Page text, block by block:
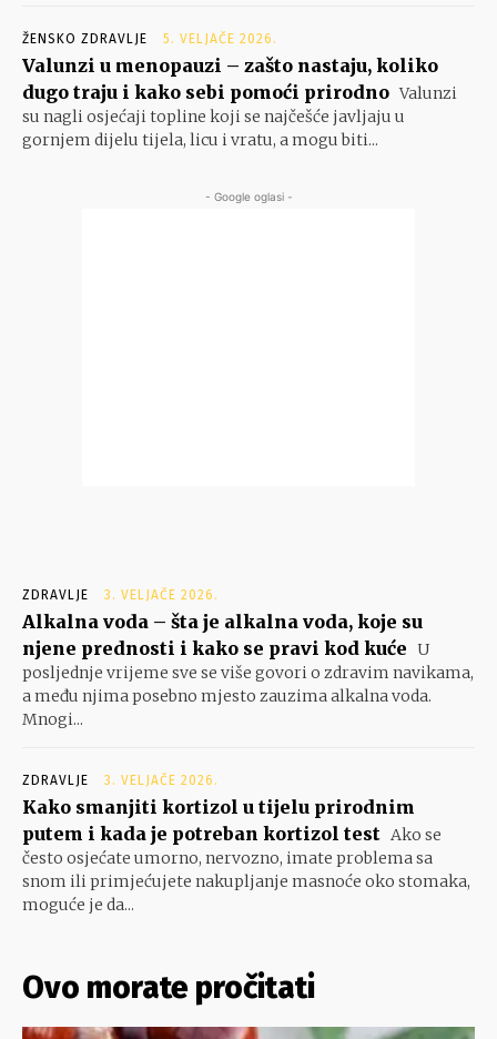
ŽENSKO ZDRAVLJE 5. VELJAČE 2026.
Valunzi u menopauzi – zašto nastaju, koliko
dugo traju i kako sebi pomoći prirodno Valunzi
su nagli osjećaji topline koji se najčešće javljaju u
gornjem dijelu tijela, licu i vratu, a mogu biti...
- Google oglasi -
ZDRAVLJE 3. VELJAČE 2026.
Alkalna voda – šta je alkalna voda, koje su
njene prednosti i kako se pravi kod kuće U
posljednje vrijeme sve se više govori o zdravim navikama,
a među njima posebno mjesto zauzima alkalna voda.
Mnogi...
ZDRAVLJE 3. VELJAČE 2026.
Kako smanjiti kortizol u tijelu prirodnim
putem i kada je potreban kortizol test Ako se
često osjećate umorno, nervozno, imate problema sa
snom ili primjećujete nakupljanje masnoće oko stomaka,
moguće je da...
Ovo morate pročitati